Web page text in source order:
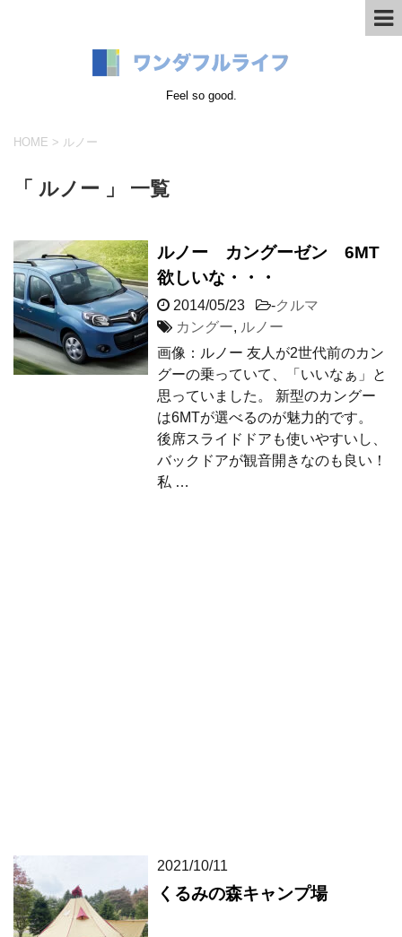
Feel so good.
HOME > ルノー
「 ルノー 」 一覧
ルノー カングーゼン 6MT
欲しいな・・・
2014/05/23 -クルマ
カングー, ルノー
画像：ルノー 友人が2世代前のカン
グーの乗っていて、「いいなぁ」と
思っていました。 新型のカングー
は6MTが選べるのが魅力的です。
後席スライドドアも使いやすいし、
バックドアが観音開きなのも良い！
私 …
2021/10/11
くるみの森キャンプ場